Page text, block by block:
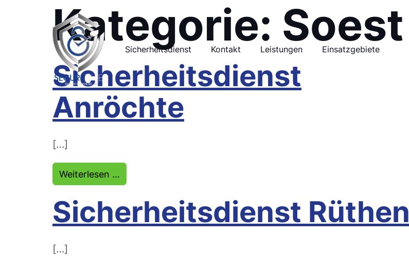
Sicherheitsdienst Kontakt Leistungen Einsatzgebiete
Kategorie: Soest
Sicherheitsdienst
Anröchte
[…]
Weiterlesen …
Sicherheitsdienst Rüthen
[…]